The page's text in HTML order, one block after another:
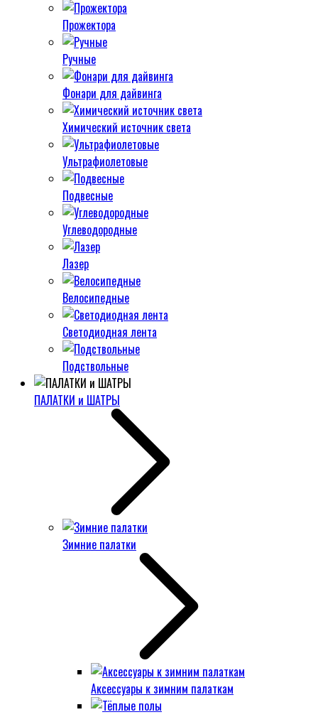
Прожектора
Ручные
Фонари для дайвинга
Химический источник света
Ультрафиолетовые
Подвесные
Углеводородные
Лазер
Велосипедные
Светодиодная лента
Подствольные
ПАЛАТКИ и ШАТРЫ
Зимние палатки
Аксессуары к зимним палаткам